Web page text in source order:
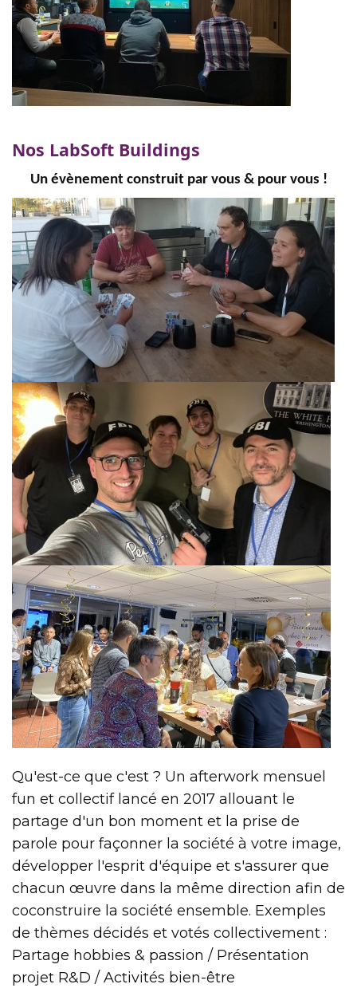
Nos LabSoft Buildings
Un évènement construit par vous & pour vous !
Qu'est-ce que c'est ? Un afterwork mensuel
fun et collectif lancé en 2017 allouant le
partage d'un bon moment et la prise de
parole pour façonner la société à votre image,
développer l'esprit d'équipe et s'assurer que
chacun œuvre dans la même direction afin de
coconstruire la société ensemble. Exemples
de thèmes décidés et votés collectivement :
Partage hobbies & passion / Présentation
projet R&D / Activités bien-être